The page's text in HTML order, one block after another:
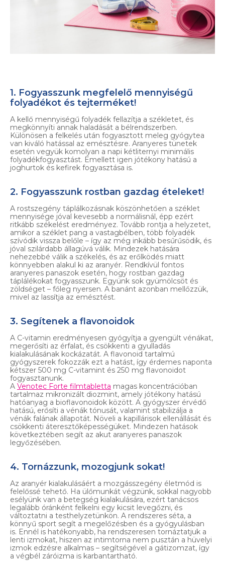
1. Fogyasszunk megfelelő mennyiségű
folyadékot és tejterméket!
A kellő mennyiségű folyadék fellazítja a székletet, és
megkönnyíti annak haladását a bélrendszerben.
Különösen a felkelés után fogyasztott meleg gyógytea
van kiváló hatással az emésztésre. Aranyeres tünetek
esetén vegyük komolyan a napi kétliternyi minimális
folyadékfogyasztást. Emellett igen jótékony hatású a
joghurtok és kefirek fogyasztása is.
2. Fogyasszunk rostban gazdag ételeket!
A rostszegény táplálkozásnak köszönhetően a széklet
mennyisége jóval kevesebb a normálisnál, épp ezért
ritkább székelést eredményez. Tovább rontja a helyzetet,
amikor a széklet pang a vastagbélben, több folyadék
szívódik vissza belőle – így az még inkább besűrűsödik, és
jóval szilárdabb állagúvá válik. Mindezek hatására
nehezebbé válik a székelés, és az erőlködés miatt
könnyebben alakul ki az aranyér. Rendkívül fontos
aranyeres panaszok esetén, hogy rostban gazdag
táplálékokat fogyasszunk. Együnk sok gyümölcsöt és
zöldséget – főleg nyersen. A banánt azonban mellőzzük,
mivel az lassítja az emésztést.
3. Segítenek a flavonoidok
A C-vitamin eredményesen gyógyítja a gyengült vénákat,
megerősíti az érfalat, és csökkenti a gyulladás
kialakulásának kockázatát. A flavonoid tartalmú
gyógyszerek fokozzák ezt a hatást, így érdemes naponta
kétszer 500 mg C-vitamint és 250 mg flavonoidot
fogyasztanunk.
A Venotec Forte filmtabletta magas koncentrációban
tartalmaz mikronizált diozmint, amely jótékony hatású
hatóanyag a bioflavonoidok között. A gyógyszer érvédő
hatású, erősíti a vénák tónusát, valamint stabilizálja a
vénák falának állapotát. Növeli a kapillárisok ellenállását és
csökkenti áteresztőképességüket. Mindezen hatások
következtében segít az akut aranyeres panaszok
legyőzésében.
4. Tornázzunk, mozogjunk sokat!
Az aranyér kialakulásáért a mozgásszegény életmód is
felelőssé tehető. Ha ülőmunkát végzünk, sokkal nagyobb
esélyünk van a betegség kialakulására, ezért tanácsos
legalább óránként felkelni egy kicsit levegőzni, és
változtatni a testhelyzetünkön. A rendszeres séta, a
könnyű sport segít a megelőzésben és a gyógyulásban
is. Ennél is hatékonyabb, ha rendszeresen tornáztatjuk a
lenti izmokat, hiszen az intimtorna nem pusztán a hüvelyi
izmok edzésre alkalmas – segítségével a gátizomzat, így
a végbél záróizma is karbantartható.